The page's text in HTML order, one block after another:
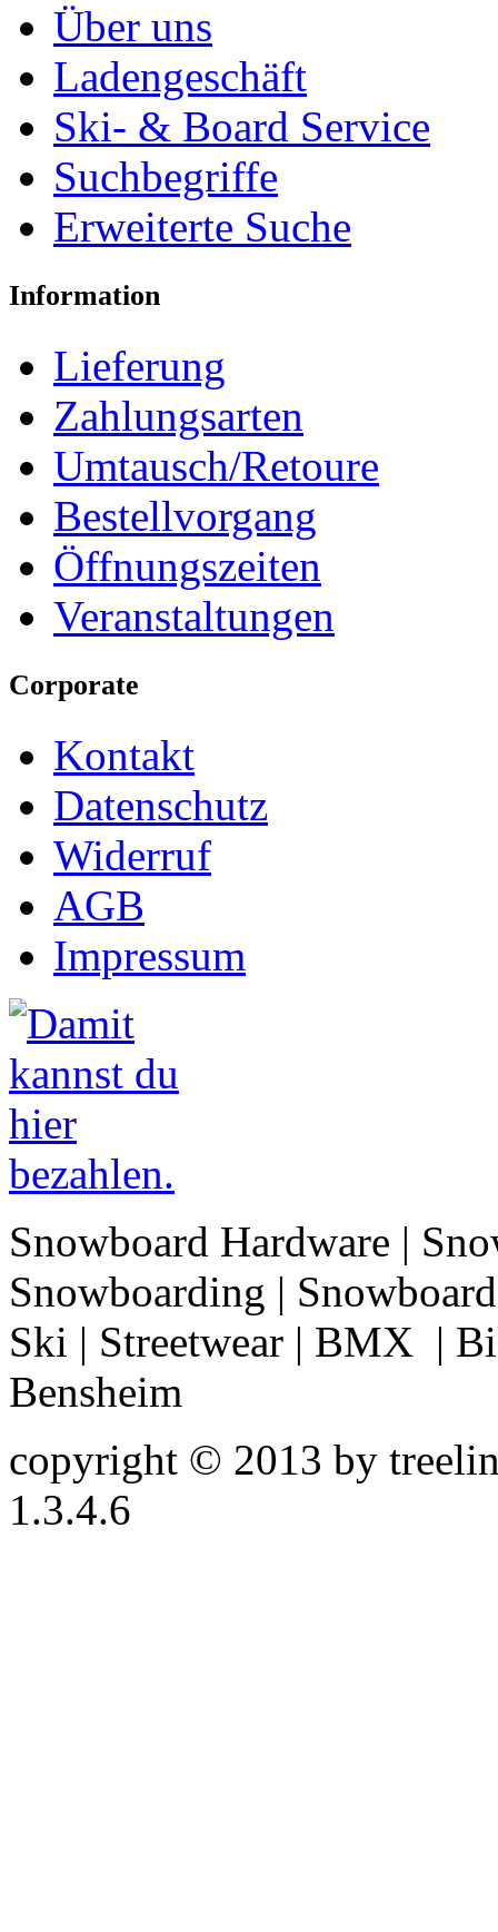
Über uns
Ladengeschäft
Ski- & Board Service
Suchbegriffe
Erweiterte Suche
Information
Lieferung
Zahlungsarten
Umtausch/Retoure
Bestellvorgang
Öffnungszeiten
Veranstaltungen
Corporate
Kontakt
Datenschutz
Widerruf
AGB
Impressum
Snowboard Hardware |
Snowboarding |
Ski | Streetwear | BMX |
Bensheim
copyright © 2013 by
1.3.4.6